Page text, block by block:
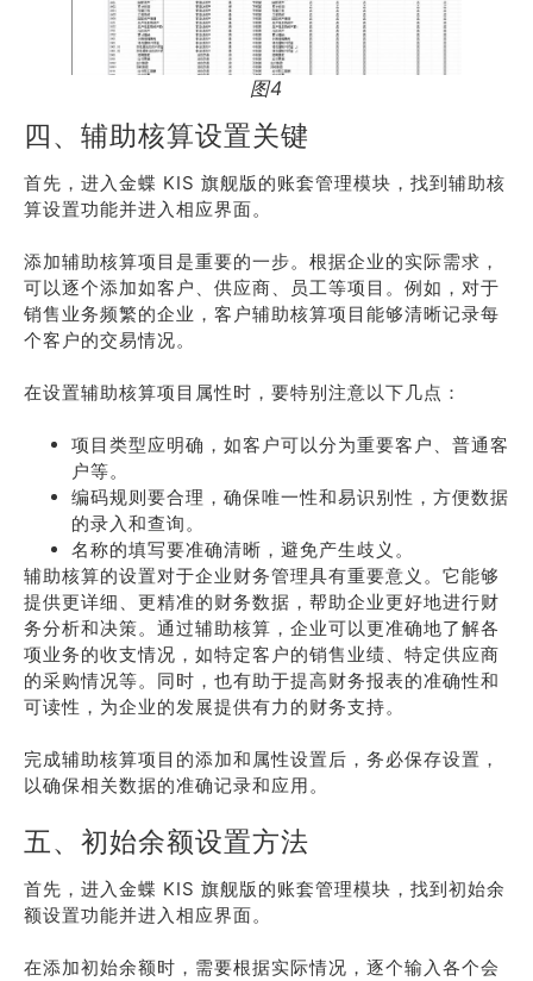
图4
四、辅助核算设置关键
首先，进入金蝶 KIS 旗舰版的账套管理模块，找到辅助核
算设置功能并进入相应界面。
添加辅助核算项目是重要的一步。根据企业的实际需求，
可以逐个添加如客户、供应商、员工等项目。例如，对于
销售业务频繁的企业，客户辅助核算项目能够清晰记录每
个客户的交易情况。
在设置辅助核算项目属性时，要特别注意以下几点：
项目类型应明确，如客户可以分为重要客户、普通客
户等。
编码规则要合理，确保唯一性和易识别性，方便数据
的录入和查询。
名称的填写要准确清晰，避免产生歧义。
辅助核算的设置对于企业财务管理具有重要意义。它能够
提供更详细、更精准的财务数据，帮助企业更好地进行财
务分析和决策。通过辅助核算，企业可以更准确地了解各
项业务的收支情况，如特定客户的销售业绩、特定供应商
的采购情况等。同时，也有助于提高财务报表的准确性和
可读性，为企业的发展提供有力的财务支持。
完成辅助核算项目的添加和属性设置后，务必保存设置，
以确保相关数据的准确记录和应用。
五、初始余额设置方法
首先，进入金蝶 KIS 旗舰版的账套管理模块，找到初始余
额设置功能并进入相应界面。
在添加初始余额时，需要根据实际情况，逐个输入各个会